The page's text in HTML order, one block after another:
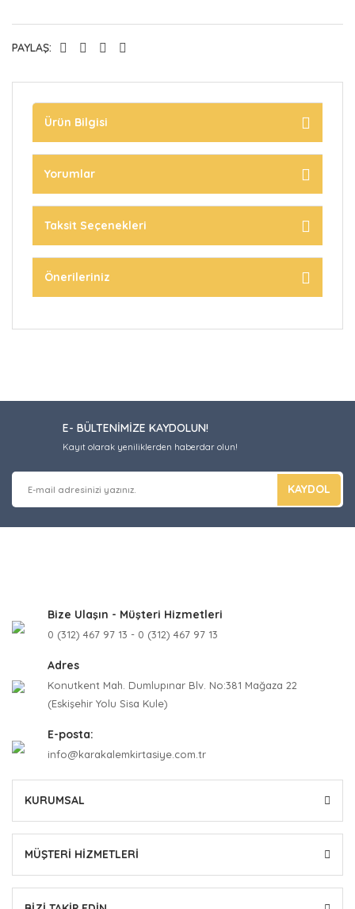
PAYLAŞ:
Ürün Bilgisi
Yorumlar
Taksit Seçenekleri
Önerileriniz
E- BÜLTENİMİZE KAYDOLUN!
Kayıt olarak yeniliklerden haberdar olun!
KAYDOL
Bize Ulaşın - Müşteri Hizmetleri
0 (312) 467 97 13 - 0 (312) 467 97 13
Adres
Konutkent Mah. Dumlupınar Blv. No:381 Mağaza 22
(Eskişehir Yolu Sisa Kule)
E-posta:
info@karakalemkirtasiye.com.tr
KURUMSAL
MÜŞTERİ HİZMETLERİ